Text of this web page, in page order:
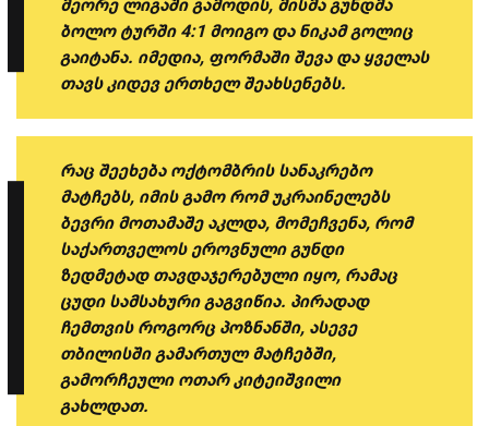
მეორე ლიგაში გამოდის, მისმა გუნდმა
ბოლო ტურში 4:1 მოიგო და ნიკამ გოლიც
გაიტანა. იმედია, ფორმაში შევა და ყველას
თავს კიდევ ერთხელ შეახსენებს.
რაც შეეხება ოქტომბრის სანაკრებო
მატჩებს, იმის გამო რომ უკრაინელებს
ბევრი მოთამაშე აკლდა, მომეჩვენა, რომ
საქართველოს ეროვნული გუნდი
ზედმეტად თავდაჯერებული იყო, რამაც
ცუდი სამსახური გაგვიწია. პირადად
ჩემთვის როგორც პოზნანში, ასევე
თბილისში გამართულ მატჩებში,
გამორჩეული ოთარ კიტეიშვილი
გახლდათ.